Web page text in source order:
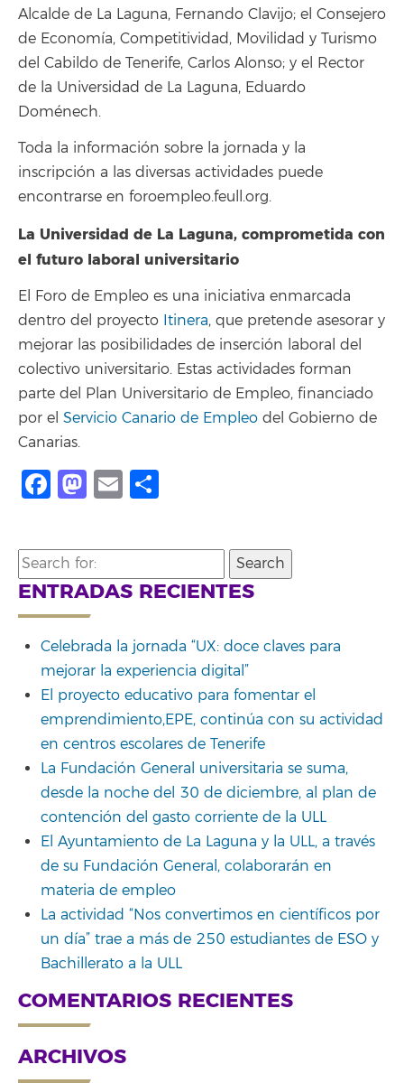
Alcalde de La Laguna, Fernando Clavijo; el Consejero
de Economía, Competitividad, Movilidad y Turismo
del Cabildo de Tenerife, Carlos Alonso; y el Rector
de la Universidad de La Laguna, Eduardo
Doménech.
Toda la información sobre la jornada y la
inscripción a las diversas actividades puede
encontrarse en foroempleo.feull.org.
La Universidad de La Laguna, comprometida con
el futuro laboral universitario
El Foro de Empleo es una iniciativa enmarcada
dentro del proyecto Itinera, que pretende asesorar y
mejorar las posibilidades de inserción laboral del
colectivo universitario. Estas actividades forman
parte del Plan Universitario de Empleo, financiado
por el Servicio Canario de Empleo del Gobierno de
Canarias.
Facebook
Mastodon
Email
Search
for:
ENTRADAS RECIENTES
Celebrada la jornada “UX: doce claves para
mejorar la experiencia digital”
El proyecto educativo para fomentar el
emprendimiento,EPE, continúa con su actividad
en centros escolares de Tenerife
La Fundación General universitaria se suma,
desde la noche del 30 de diciembre, al plan de
contención del gasto corriente de la ULL
El Ayuntamiento de La Laguna y la ULL, a través
de su Fundación General, colaborarán en
materia de empleo
La actividad “Nos convertimos en científicos por
un día” trae a más de 250 estudiantes de ESO y
Bachillerato a la ULL
COMENTARIOS RECIENTES
ARCHIVOS